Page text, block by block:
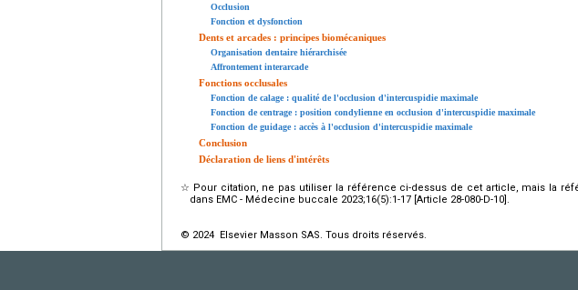
Occlusion
Fonction et dysfonction
Dents et arcades : principes biomécaniques
Organisation dentaire hiérarchisée
Affrontement interarcade
Fonctions occlusales
Fonction de calage : qualité de l'occlusion d'intercuspidie maximale
Fonction de centrage : position condylienne en occlusion d'intercuspidie maximale
Fonction de guidage : accès à l'occlusion d'intercuspidie maximale
Conclusion
Déclaration de liens d'intérêts
☆ Pour citation, ne pas utiliser la référence ci-dessus de cet article, mais la
dans EMC - Médecine buccale 2023;16(5):1-17 [Article 28-080-D-10].
© 2024 Elsevier Masson SAS. Tous droits réservés.